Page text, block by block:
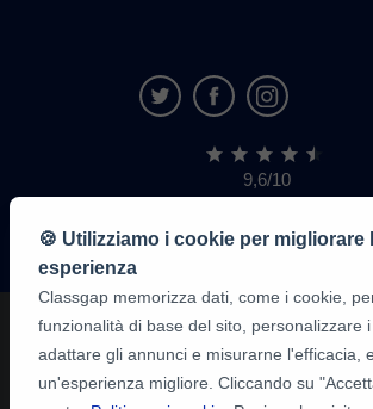
9,6/10
1.339.284
recensioni
di
alunni
🍪 Utilizziamo i cookie per migliorare
esperienza
Classgap memorizza dati, come i cookie,
funzionalità di base del sito, personalizzare i
adattare gli annunci e misurarne l'efficacia,
un'esperienza migliore. Cliccando su